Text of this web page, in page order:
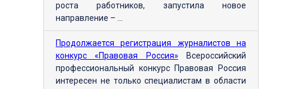
роста работников, запустила новое
направление – ...
Продолжается регистрация журналистов на
конкурс «Правовая Россия» Всероссийский
профессиональный конкурс Правовая Россия
интересен не только специалистам в области